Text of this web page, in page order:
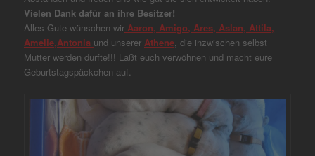
Vielen Dank dafür an ihre Besitzer!
Alles Gute wünschen wir Aaron, Amigo, Ares, Aslan, Attila,
Amelie,Antonia und unsererAthene, die inzwischen selbst
Mutter werden durfte!!! Laßt euch verwöhnen und macht eure
Geburtstagspäckchen auf.